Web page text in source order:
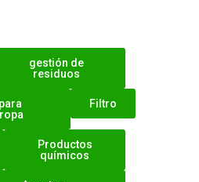
gestión de
residuos
Filtro
Productos
químicos